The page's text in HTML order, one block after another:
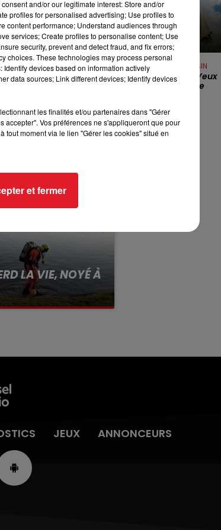
7h00 - 10h00
RDL WEEK-END
a alerté la mère
Ils ont été pris en
dans l’incendie de
LA VIE, NOYÉ À
JOE DASSIN
Dans Les Yeux
D'emilie
JEUX ANNONCEURS
and/or our legitimate interest: Store and/or
profiles for personalised advertising; Use profiles to
content performance; Understand audiences through
services; Create profiles to personalise content; Use
security, prevent and detect fraud, and fix errors;
choices. These technologies may process personal
devices based on information actively
data sources; Link different devices; Identify devices
les finalités et/ou partenaires dans "Gérer
accepter". Vos préférences ne s'appliqueront que pour
tout moment via le lien "Gérer les cookies" situé en
et fermer